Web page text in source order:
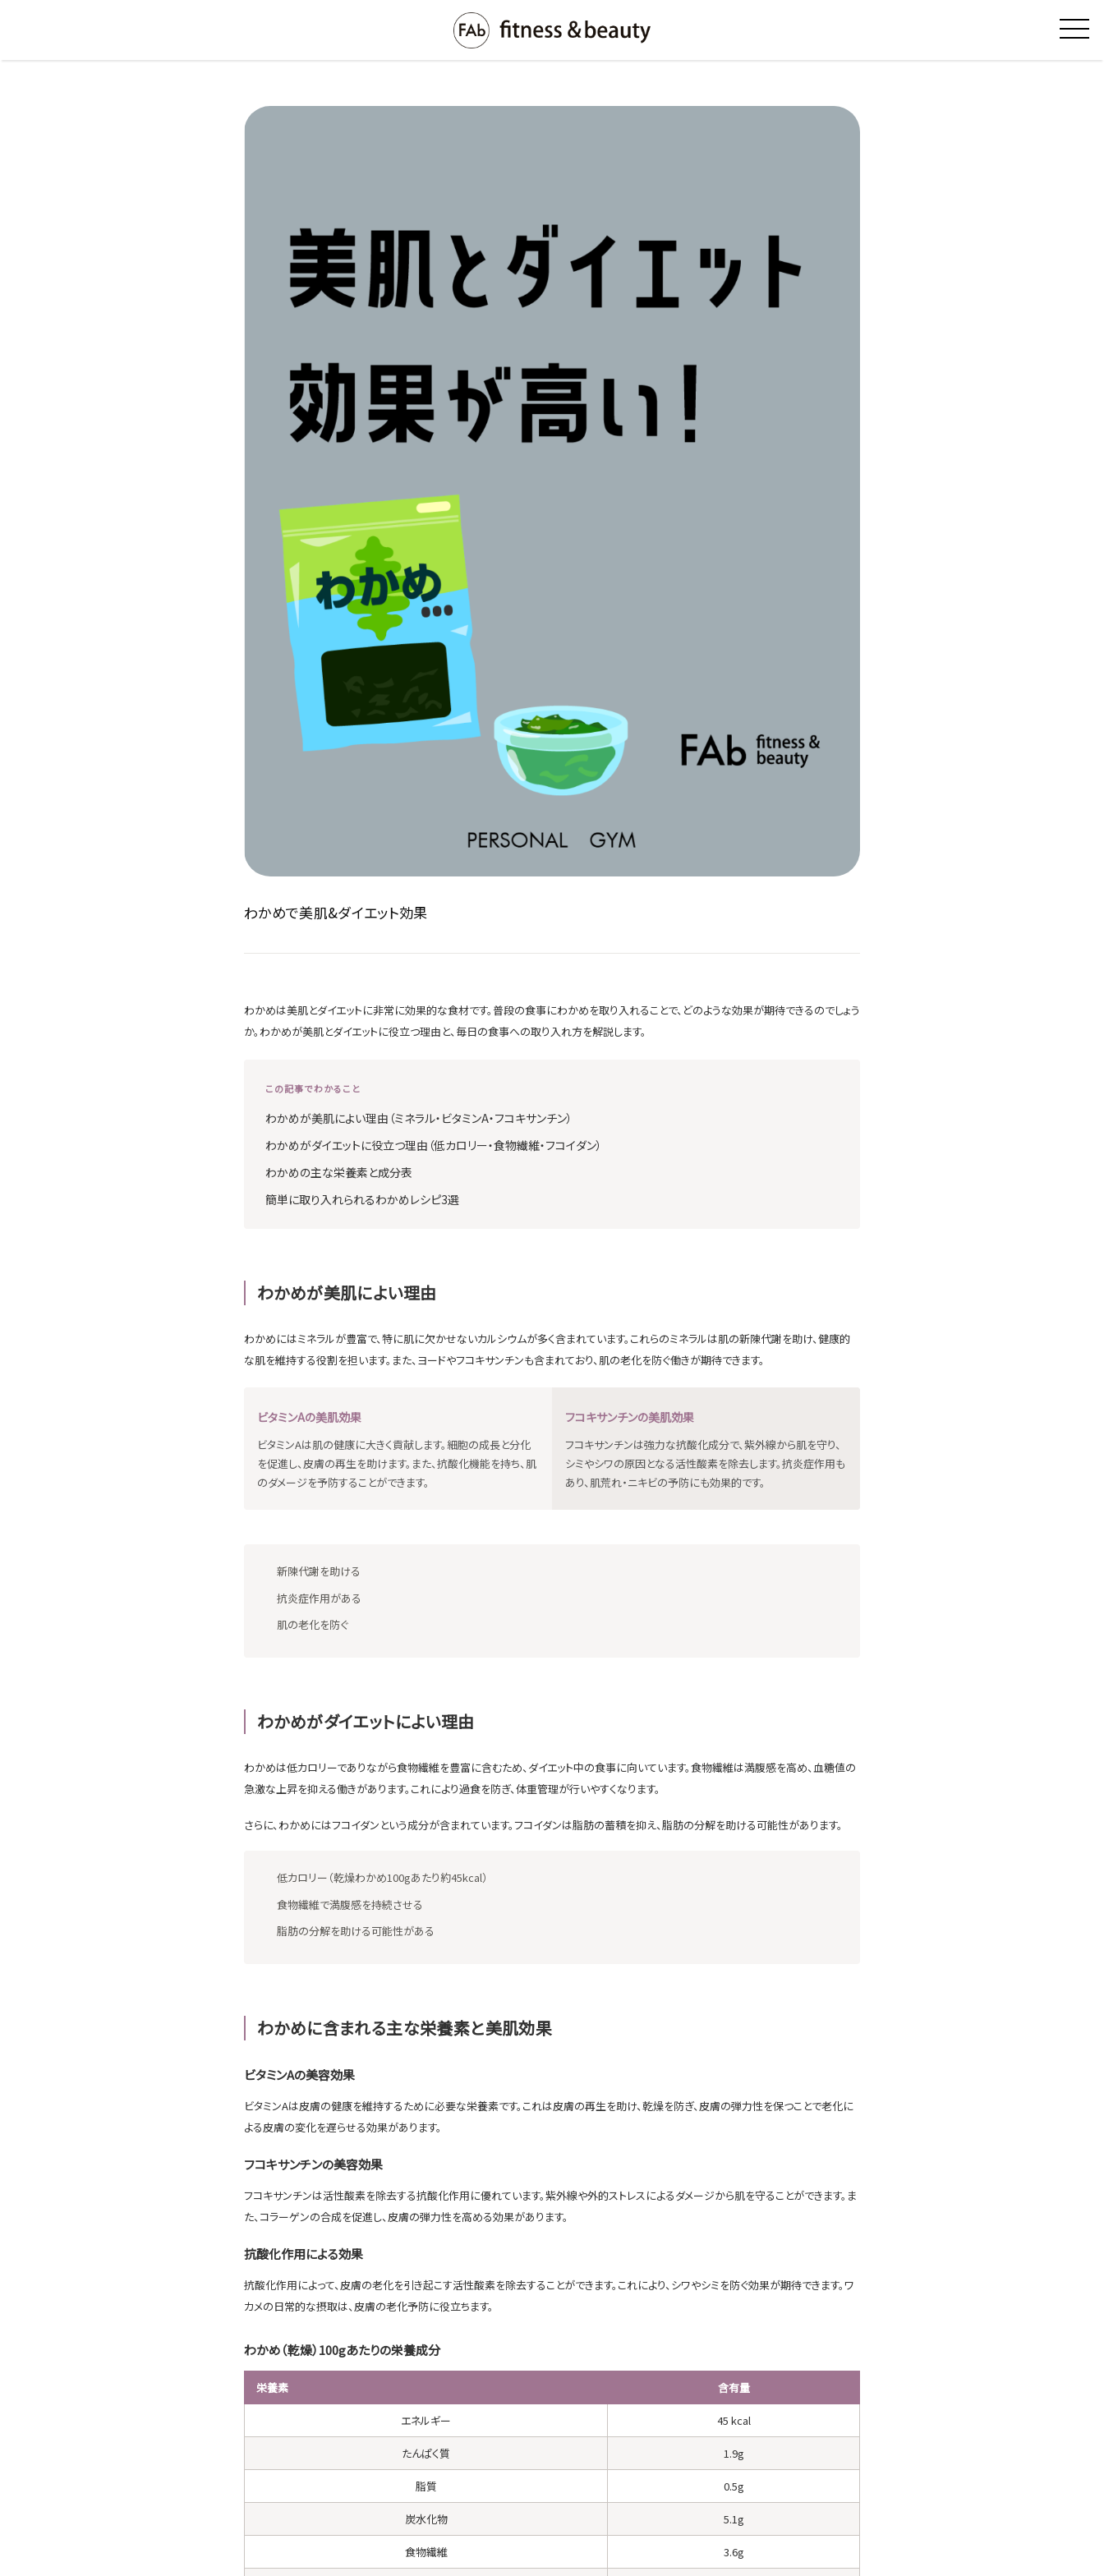
わかめで美肌&ダイエット効果
わかめは美肌とダイエットに非常に効果的な食材です。普段の食事にわかめを取り入れることで、どのような効果が期待できるのでしょう
か。わかめが美肌とダイエットに役立つ理由と、毎日の食事への取り入れ方を解説します。
この記事でわかること
わかめが美肌によい理由（ミネラル・ビタミンA・フコキサンチン）
わかめがダイエットに役立つ理由（低カロリー・食物繊維・フコイダン）
わかめの主な栄養素と成分表
簡単に取り入れられるわかめレシピ3選
わかめが美肌によい理由
わかめにはミネラルが豊富で、特に肌に欠かせないカルシウムが多く含まれています。これらのミネラルは肌の新陳代謝を助け、健康的
な肌を維持する役割を担います。また、ヨードやフコキサンチンも含まれており、肌の老化を防ぐ働きが期待できます。
ビタミンAの美肌効果
ビタミンAは肌の健康に大きく貢献します。細胞の成長と分化
を促進し、皮膚の再生を助けます。また、抗酸化機能を持ち、肌
のダメージを予防することができます。
フコキサンチンの美肌効果
フコキサンチンは強力な抗酸化成分で、紫外線から肌を守り、
シミやシワの原因となる活性酸素を除去します。抗炎症作用も
あり、肌荒れ・ニキビの予防にも効果的です。
新陳代謝を助ける
抗炎症作用がある
肌の老化を防ぐ
わかめがダイエットによい理由
わかめは低カロリーでありながら食物繊維を豊富に含むため、ダイエット中の食事に向いています。食物繊維は満腹感を高め、血糖値の
急激な上昇を抑える働きがあります。これにより過食を防ぎ、体重管理が行いやすくなります。
さらに、わかめにはフコイダンという成分が含まれています。フコイダンは脂肪の蓄積を抑え、脂肪の分解を助ける可能性があります。
低カロリー（乾燥わかめ100gあたり約45kcal）
食物繊維で満腹感を持続させる
脂肪の分解を助ける可能性がある
わかめに含まれる主な栄養素と美肌効果
ビタミンAの美容効果
ビタミンAは皮膚の健康を維持するために必要な栄養素です。これは皮膚の再生を助け、乾燥を防ぎ、皮膚の弾力性を保つことで老化に
よる皮膚の変化を遅らせる効果があります。
フコキサンチンの美容効果
フコキサンチンは活性酸素を除去する抗酸化作用に優れています。紫外線や外的ストレスによるダメージから肌を守ることができます。ま
た、コラーゲンの合成を促進し、皮膚の弾力性を高める効果があります。
抗酸化作用による効果
抗酸化作用によって、皮膚の老化を引き起こす活性酸素を除去することができます。これにより、シワやシミを防ぐ効果が期待できます。ワ
カメの日常的な摂取は、皮膚の老化予防に役立ちます。
わかめ（乾燥）100gあたりの栄養成分
栄養素 含有量
エネルギー 45 kcal
たんぱく質 1.9g
脂質 0.5g
炭水化物 5.1g
食物繊維 3.6g